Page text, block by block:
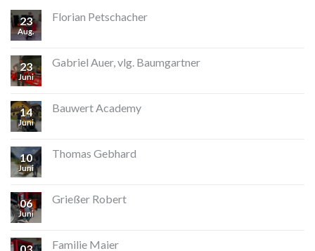
23
Aug.
Florian Petschacher
23
Juni
Gabriel Auer, vlg. Baumgartner
14
Juni
Bauwert Academy
10
Juni
Thomas Gebhard
06
Juni
Grießer Robert
Familie Maier